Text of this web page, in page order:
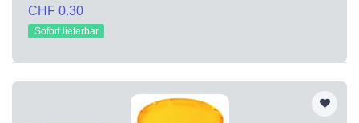
CHF 0.30
Sofort lieferbar